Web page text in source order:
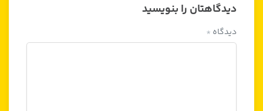
دیدگاهتان را بنویسید
دیدگاه *